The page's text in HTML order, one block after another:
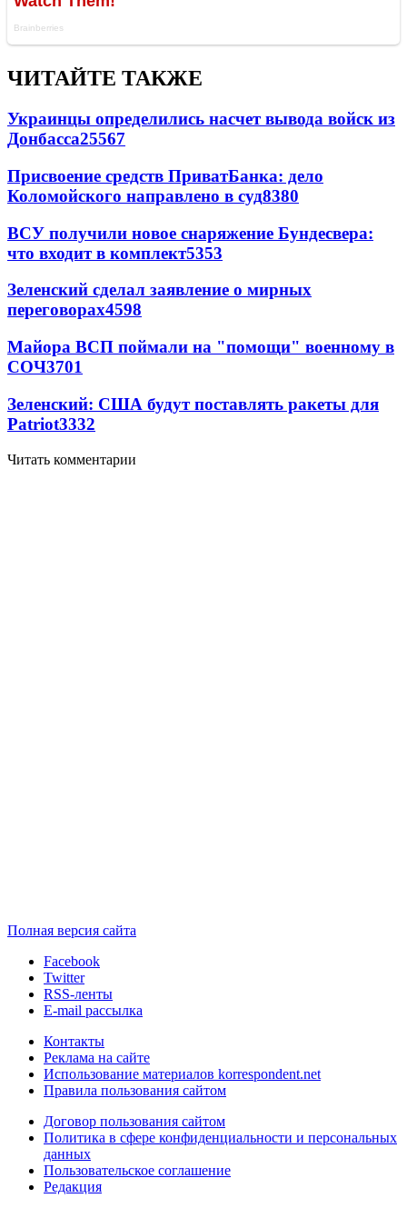
ЧИТАЙТЕ ТАКЖЕ
Украинцы определились насчет вывода войск из
Донбасса25567
Присвоение средств ПриватБанка: дело
Коломойского направлено в суд8380
ВСУ получили новое снаряжение Бундесвера:
что входит в комплект5353
Зеленский сделал заявление о мирных
переговорах4598
Майора ВСП поймали на "помощи" военному в
СОЧ3701
Зеленский: США будут поставлять ракеты для
Patriot3332
Читать комментарии
Полная версия сайта
Facebook
Twitter
RSS-ленты
E-mail рассылка
Контакты
Реклама на сайте
Использование материалов korrespondent.net
Правила пользования сайтом
Договор пользования сайтом
Политика в сфере конфиденциальности и персональных
данных
Пользовательское соглашение
Редакция